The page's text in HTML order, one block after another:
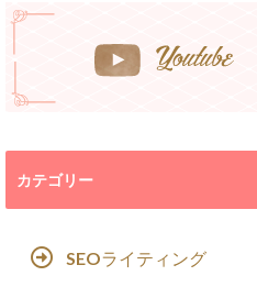
カテゴリー
SEOライティング